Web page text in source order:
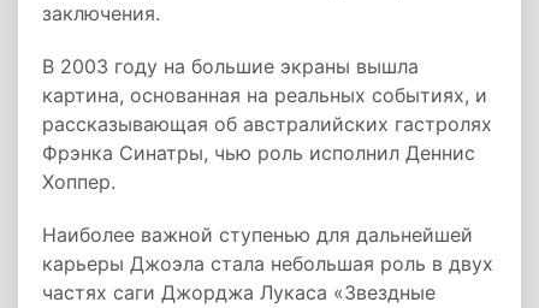
заключения.
В 2003 году на большие экраны вышла
картина, основанная на реальных событиях, и
рассказывающая об австралийских гастролях
Фрэнка Синатры, чью роль исполнил Деннис
Хоппер.
Наиболее важной ступенью для дальнейшей
карьеры Джоэла стала небольшая роль в двух
частях саги Джорджа Лукаса «Звездные